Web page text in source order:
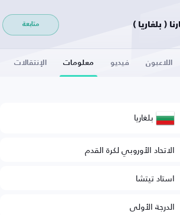
) متابعة
اللاعبون فيديو معلومات الإنتقالات
بلغاريا
الاتحاد الأوروبي لكرة القدم
استاد تيتشا
الدرجة الأولى